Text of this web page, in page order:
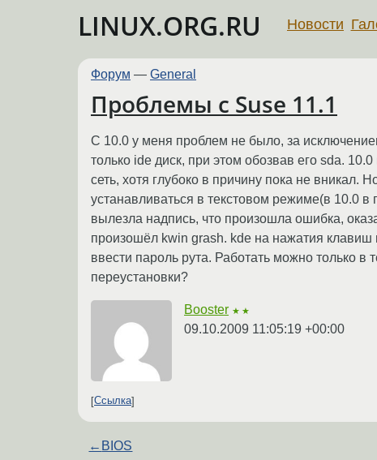
LINUX.ORG.RU Новости
Форум — General
Проблемы с Suse 11.1
C 10.0 у меня проблем не было, за
только ide диск, при этом обозвав его sda.
сеть, хотя глубоко в причину пока не вникал.
устанавливаться в текстовом режиме(в 10.0
вылезла надпись, что произошла ошибка,
произошёл kwin grash. kde на нажатия клавиш
ввести пароль рута. Работать можно только в
переустановки?
Booster ★★
09.10.2009 11:05:19 +00:00
Ссылка
← BIOS